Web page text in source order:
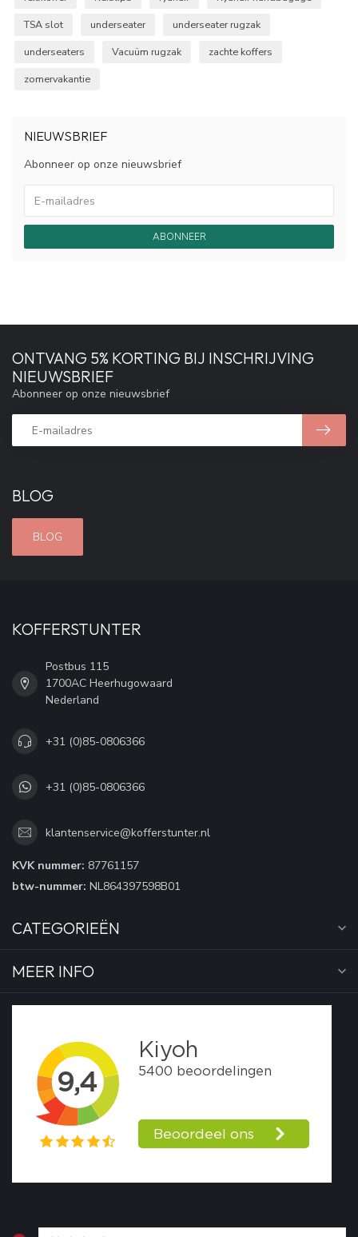
TSA slot
underseater
underseater rugzak
underseaters
Vacuüm rugzak
zachte koffers
zomervakantie
NIEUWSBRIEF
Abonneer op onze nieuwsbrief
ABONNEER
BLOG
BLOG
ONTVANG 5% KORTING BIJ INSCHRIJVING
NIEUWSBRIEF
Abonneer op onze nieuwsbrief
KOFFERSTUNTER
Postbus 115
1700AC Heerhugowaard
Nederland
+31 (0)85-0806366
+31 (0)85-0806366
klantenservice@kofferstunter.nl
KVK nummer: 87761157
btw-nummer: NL864397598B01
CATEGORIEËN
MEER INFO